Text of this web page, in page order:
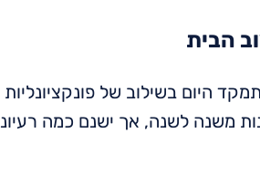
הבית
היום בשילוב של
משנה לשנה, אך ישנם כמה